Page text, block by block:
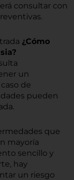
consultar con
¿Cómo
un
de
pueden
que
mayoría
sencillo y
hay
un riesgo